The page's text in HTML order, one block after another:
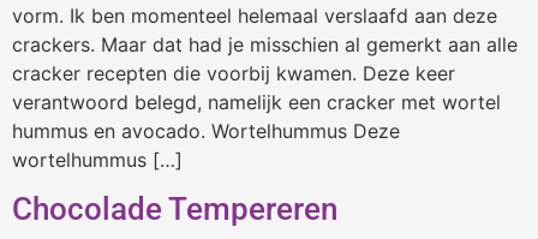
vorm. Ik ben momenteel helemaal verslaafd aan deze
crackers. Maar dat had je misschien al gemerkt aan alle
cracker recepten die voorbij kwamen. Deze keer
verantwoord belegd, namelijk een cracker met wortel
hummus en avocado. Wortelhummus Deze
wortelhummus […]
Chocolade Tempereren